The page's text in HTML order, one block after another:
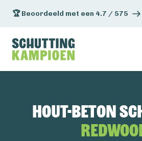
🏆 Beoordeeld met een 4.7 / 575
Hout-beton